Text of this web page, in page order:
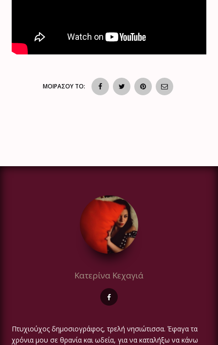
ΜΟΙΡΑΣΟΥ ΤΟ:
Κατερίνα Κεχαγιά
Πτυχιούχος δημοσιογράφος, τρελή νησιώτισσα. Έφαγα τα
χρόνια μου σε θρανία και ωδεία, για να καταλήξω να κάνω